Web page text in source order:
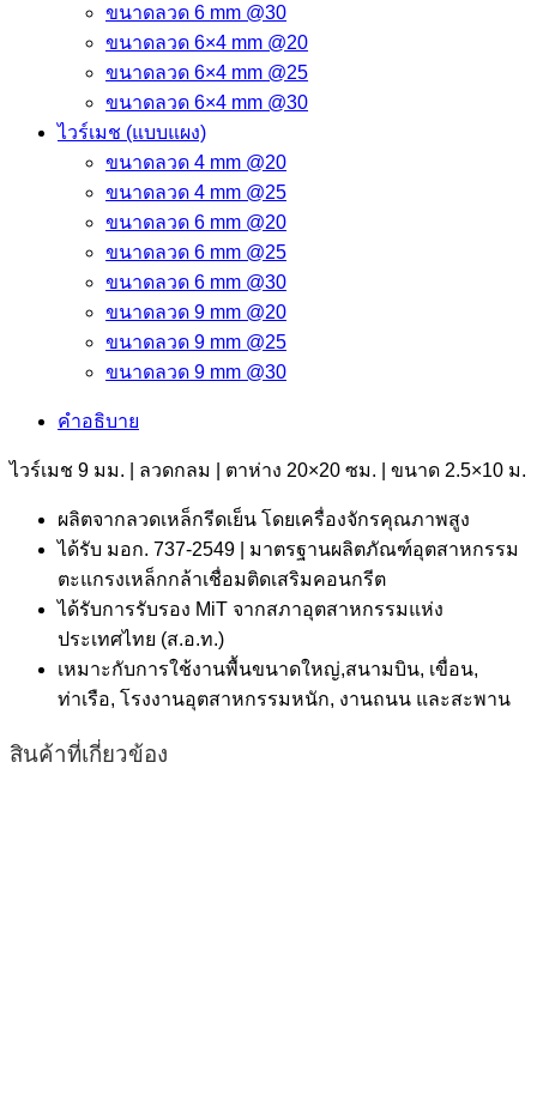
ขนาดลวด 6 mm @30
ขนาดลวด 6×4 mm @20
ขนาดลวด 6×4 mm @25
ขนาดลวด 6×4 mm @30
ไวร์เมช (แบบแผง)
ขนาดลวด 4 mm @20
ขนาดลวด 4 mm @25
ขนาดลวด 6 mm @20
ขนาดลวด 6 mm @25
ขนาดลวด 6 mm @30
ขนาดลวด 9 mm @20
ขนาดลวด 9 mm @25
ขนาดลวด 9 mm @30
คำอธิบาย
ไวร์เมช 9 มม. | ลวดกลม | ตาห่าง 20×20 ซม. | ขนาด 2.5×10 ม.
ผลิตจากลวดเหล็กรีดเย็น โดยเครื่องจักรคุณภาพสูง
ได้รับ มอก. 737-2549 | มาตรฐานผลิตภัณฑ์อุตสาหกรรม
ตะแกรงเหล็กกล้าเชื่อมติดเสริมคอนกรีต
ได้รับการรับรอง MiT จากสภาอุตสาหกรรมแห่ง
ประเทศไทย (ส.อ.ท.)
เหมาะกับการใช้งานพื้นขนาดใหญ่,สนามบิน, เขื่อน,
ท่าเรือ, โรงงานอุตสาหกรรมหนัก, งานถนน และสะพาน
สินค้าที่เกี่ยวข้อง